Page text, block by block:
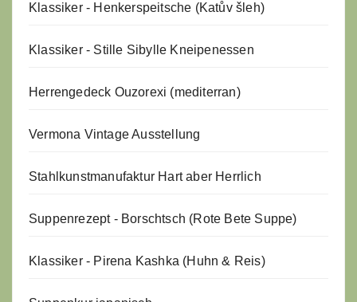
Klassiker - Henkerspeitsche (Katův šleh)
Klassiker - Stille Sibylle Kneipenessen
Herrengedeck Ouzorexi (mediterran)
Vermona Vintage Ausstellung
Stahlkunstmanufaktur Hart aber Herrlich
Suppenrezept - Borschtsch (Rote Bete Suppe)
Klassiker - Pirena Kashka (Huhn & Reis)